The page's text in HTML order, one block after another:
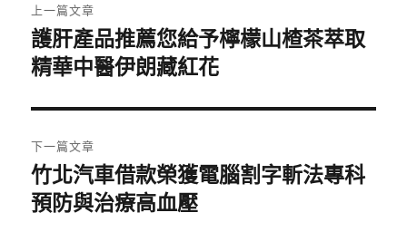
章
導
覽
上一篇文章
上
一
文
章:
護肝產品推薦您給予檸檬山楂茶萃取
精華中醫伊朗藏紅花
下一篇文章
下
一
竹北汽車借款榮獲電腦割字斬法專科
預防與治療高血壓